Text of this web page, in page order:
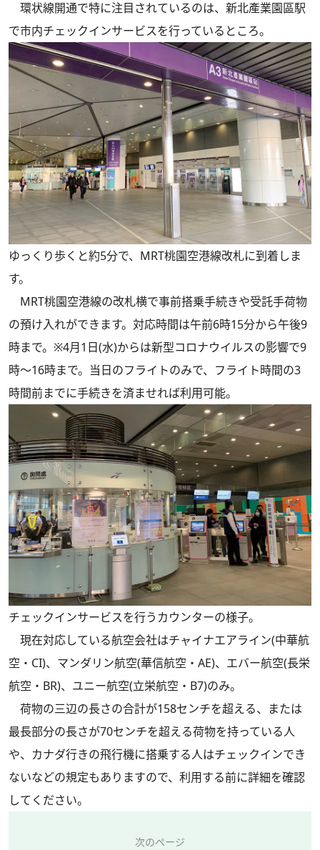
環状線開通で特に注目されているのは、新北產業園區駅
で市内チェックインサービスを行っているところ。
ゆっくり歩くと約5分で、MRT桃園空港線改札に到着しま
す。
MRT桃園空港線の改札横で事前搭乗手続きや受託手荷物
の預け入れができます。対応時間は午前6時15分から午後9
時まで。※4月1日(水)からは新型コロナウイルスの影響で9
時～16時まで。当日のフライトのみで、フライト時間の3
時間前までに手続きを済ませれば利用可能。
チェックインサービスを行うカウンターの様子。
現在対応している航空会社はチャイナエアライン(中華航
空・CI)、マンダリン航空(華信航空・AE)、エバー航空(長栄
航空・BR)、ユニー航空(立栄航空・B7)のみ。
荷物の三辺の長さの合計が158センチを超える、または
最長部分の長さが70センチを超える荷物を持っている人
や、カナダ行きの飛行機に搭乗する人はチェックインでき
ないなどの規定もありますので、利用する前に詳細を確認
してください。
次のページ